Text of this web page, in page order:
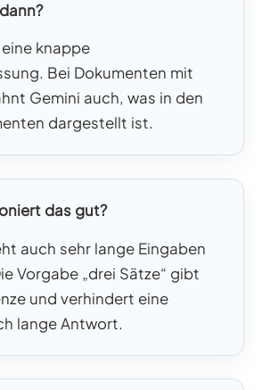
knappe
Bei Dokumenten mit
Gemini auch, was in den
dargestellt ist.
das gut?
auch sehr lange Eingaben
Vorgabe „drei Sätze“ gibt
und verhindert eine
lange Antwort.